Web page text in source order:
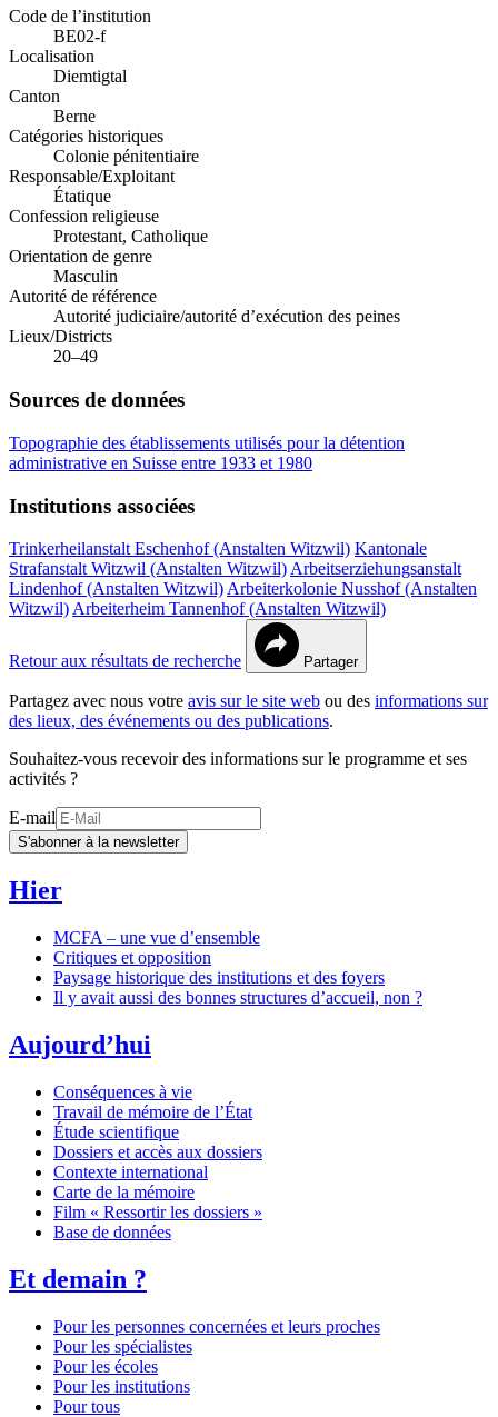
Code de l’institution
BE02-f
Localisation
Diemtigtal
Canton
Berne
Catégories historiques
Colonie pénitentiaire
Responsable/Exploitant
Étatique
Confession religieuse
Protestant, Catholique
Orientation de genre
Masculin
Autorité de référence
Autorité judiciaire/autorité d’exécution des peines
Lieux/Districts
20–49
Sources de données
Topographie des établissements utilisés pour la détention
administrative en Suisse entre 1933 et 1980
Institutions associées
Trinkerheilanstalt Eschenhof (Anstalten Witzwil) Kantonale
Strafanstalt Witzwil (Anstalten Witzwil) Arbeitserziehungsanstalt
Lindenhof (Anstalten Witzwil) Arbeiterkolonie Nusshof (Anstalten
Witzwil) Arbeiterheim Tannenhof (Anstalten Witzwil)
Retour aux résultats de recherche Partager
Partagez avec nous votre avis sur le site web ou des informations sur
des lieux, des événements ou des publications.
Souhaitez-vous recevoir des informations sur le programme et ses
activités ?
E-mail
S'abonner à la newsletter
Hier
MCFA – une vue d’ensemble
Critiques et opposition
Paysage historique des institutions et des foyers
Il y avait aussi des bonnes structures d’accueil, non ?
Aujourd’hui
Conséquences à vie
Travail de mémoire de l’État
Étude scientifique
Dossiers et accès aux dossiers
Contexte international
Carte de la mémoire
Film « Ressortir les dossiers »
Base de données
Et demain ?
Pour les personnes concernées et leurs proches
Pour les spécialistes
Pour les écoles
Pour les institutions
Pour tous